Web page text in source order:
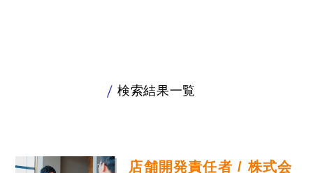
検索結果一覧
店舗開発責任者 / 株式会